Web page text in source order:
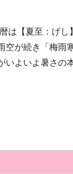
は【夏至：げ
空が続き「梅雨
いよいよ暑さの